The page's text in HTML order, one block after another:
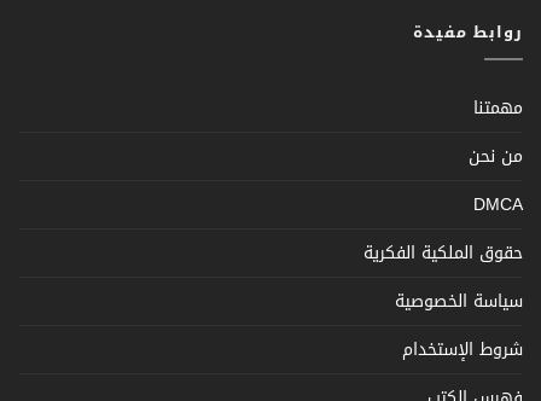
روابط مفيدة
مهمتنا
من نحن
DMCA
حقوق الملكية الفكرية
سياسة الخصوصية
شروط الإستخدام